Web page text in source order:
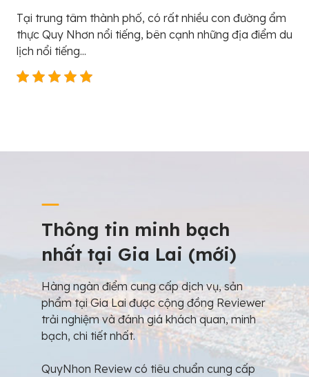
Tại trung tâm thành phố, có rất nhiều con đường ẩm
thực Quy Nhơn nổi tiếng, bên cạnh những địa điểm du
lịch nổi tiếng...
Thông tin minh bạch
nhất tại Gia Lai (mới)
Hàng ngàn điểm cung cấp dịch vụ, sản
phẩm tại Gia Lai được cộng đồng Reviewer
trải nghiệm và đánh giá khách quan, minh
bạch, chi tiết nhất.
QuyNhon Review có tiêu chuẩn cung cấp